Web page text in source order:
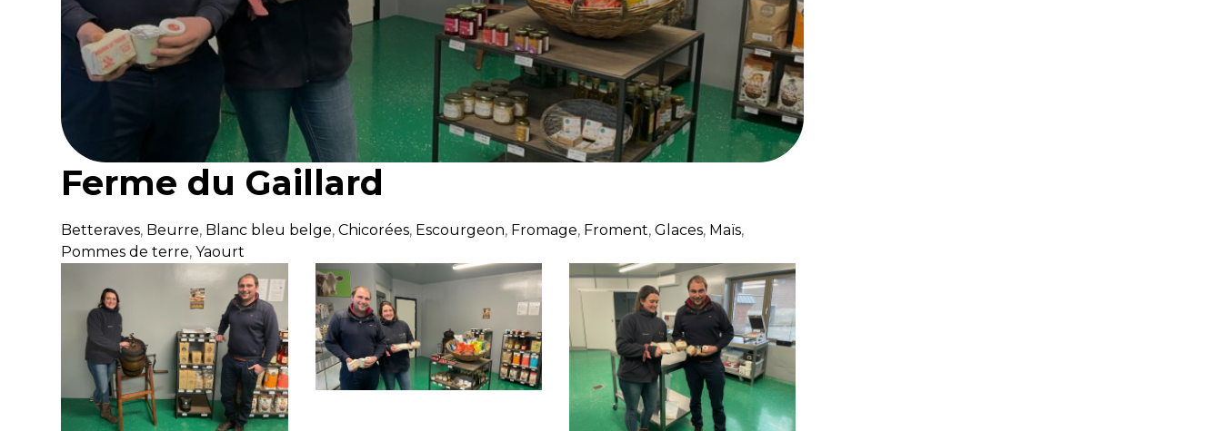
Ferme du Gaillard
Betteraves, Beurre, Blanc bleu belge,Chicorées, Escourgeon, Fromage, Froment,Glaces, Maïs,
Pommes de terre,Yaourt